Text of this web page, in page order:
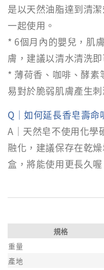
是以天然油脂達到清
一起使用。
* 6個月內的嬰兒，肌
膚，建議以清水清洗即
* 薄荷香、咖啡、酵素
易對於脆弱肌膚產生
Q｜如何延長香皂壽命
A｜天然皂不使用化學
融化，建議保存在乾
盒，將能使用更長久喔
規格
重量
產地